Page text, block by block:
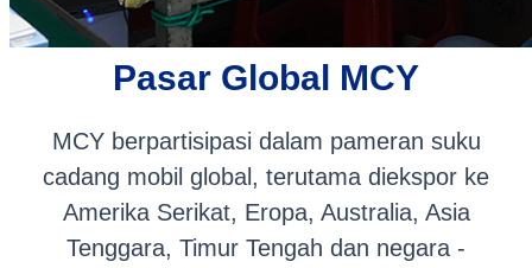
Pasar Global MCY
MCY berpartisipasi dalam pameran suku
cadang mobil global, terutama diekspor ke
Amerika Serikat, Eropa, Australia, Asia
Tenggara, Timur Tengah dan negara -